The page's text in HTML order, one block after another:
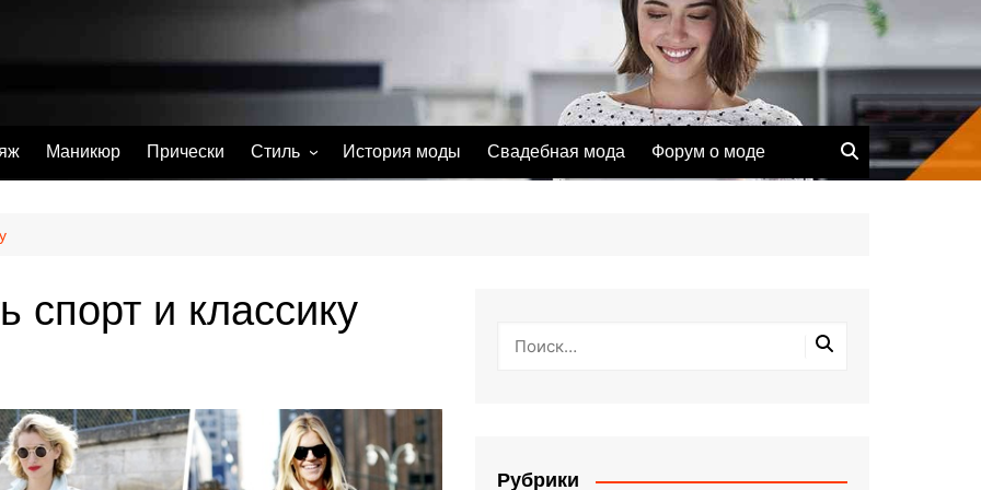
Маникюр Прически Стиль История моды Свадебная мода Форум о моде
спорт и классику
Рубрики